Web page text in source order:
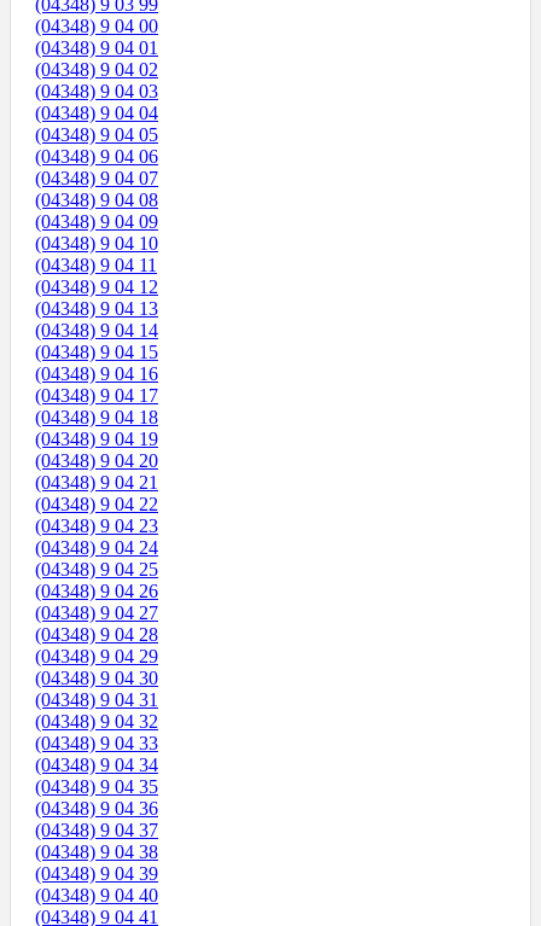
(04348) 9 03 99
(04348) 9 04 00
(04348) 9 04 01
(04348) 9 04 02
(04348) 9 04 03
(04348) 9 04 04
(04348) 9 04 05
(04348) 9 04 06
(04348) 9 04 07
(04348) 9 04 08
(04348) 9 04 09
(04348) 9 04 10
(04348) 9 04 11
(04348) 9 04 12
(04348) 9 04 13
(04348) 9 04 14
(04348) 9 04 15
(04348) 9 04 16
(04348) 9 04 17
(04348) 9 04 18
(04348) 9 04 19
(04348) 9 04 20
(04348) 9 04 21
(04348) 9 04 22
(04348) 9 04 23
(04348) 9 04 24
(04348) 9 04 25
(04348) 9 04 26
(04348) 9 04 27
(04348) 9 04 28
(04348) 9 04 29
(04348) 9 04 30
(04348) 9 04 31
(04348) 9 04 32
(04348) 9 04 33
(04348) 9 04 34
(04348) 9 04 35
(04348) 9 04 36
(04348) 9 04 37
(04348) 9 04 38
(04348) 9 04 39
(04348) 9 04 40
(04348) 9 04 41